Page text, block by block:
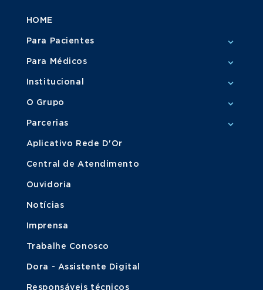
HOME
Para Pacientes
Para Médicos
Institucional
O Grupo
Parcerias
Aplicativo Rede D'Or
Central de Atendimento
Ouvidoria
Notícias
Imprensa
Trabalhe Conosco
Dora - Assistente Digital
Responsáveis técnicos